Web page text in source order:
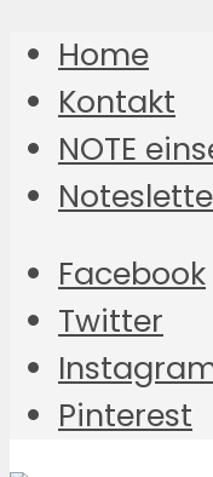
Home
Kontakt
NOTE
Facebook
Twitter
Pinterest